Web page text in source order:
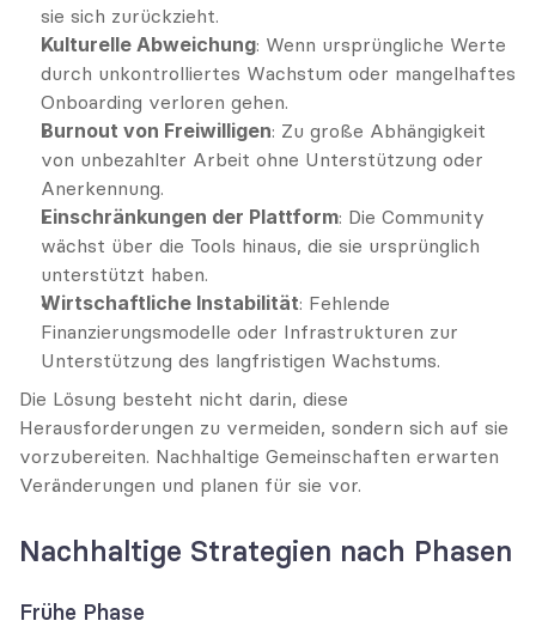
sie sich zurückzieht.
Kulturelle Abweichung: Wenn ursprüngliche Werte
durch unkontrolliertes Wachstum oder mangelhaftes
Onboarding verloren gehen.
Burnout von Freiwilligen: Zu große Abhängigkeit
von unbezahlter Arbeit ohne Unterstützung oder
Anerkennung.
Einschränkungen der Plattform: Die Community
wächst über die Tools hinaus, die sie ursprünglich
unterstützt haben.
Wirtschaftliche Instabilität: Fehlende
Finanzierungsmodelle oder Infrastrukturen zur
Unterstützung des langfristigen Wachstums.
Die Lösung besteht nicht darin, diese
Herausforderungen zu vermeiden, sondern sich auf sie
vorzubereiten. Nachhaltige Gemeinschaften erwarten
Veränderungen und planen für sie vor.
Nachhaltige Strategien nach Phasen
Frühe Phase